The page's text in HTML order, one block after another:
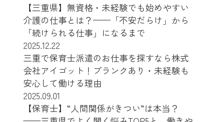
【三重県】無資格・未経験でも始めやすい
介護の仕事とは？——「不安だらけ」から
「続けられる仕事」になるまで
2025.12.22
三重で保育士派遣のお仕事を探すなら株式
会社アイゴット！ブランクあり・未経験も
安心して働ける理由
2025.09.01
【保育士】“人間関係がきつい”は本当？